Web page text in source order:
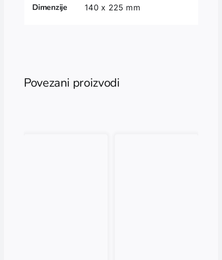
Dimenzije 140 x 225 mm
Povezani proizvodi